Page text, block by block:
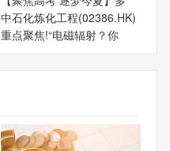
中石化炼化工程(02386.HK)
重点聚焦!“电磁辐射？你